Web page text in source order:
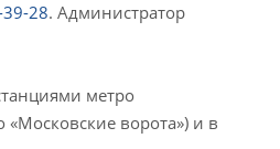
28. Администратор
метро
«Московские ворота») и в